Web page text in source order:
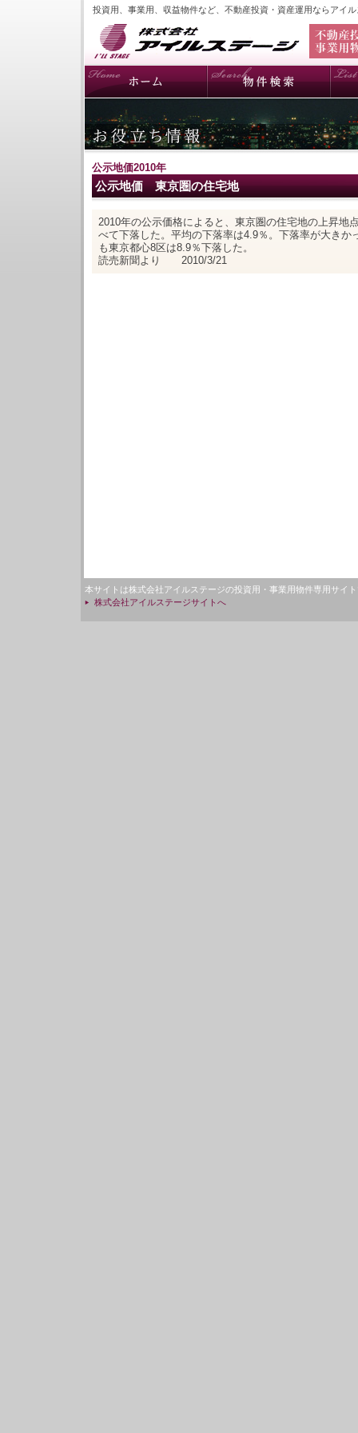
投資用、事業用、収益物件など、不動産投資・資産運用ならアイ
公示地価2010年
公示地価 東京圏の住宅地
2010年の公示価格によると、東京圏の住宅地の上昇地
べて下落した。平均の下落率は4.9％。下落率が大きか
も東京都心8区は8.9％下落した。
読売新聞より 2010/3/21
本サイトは株式会社アイルステージの投資用・事業用物件専用サイ
株式会社アイルステージサイトへ